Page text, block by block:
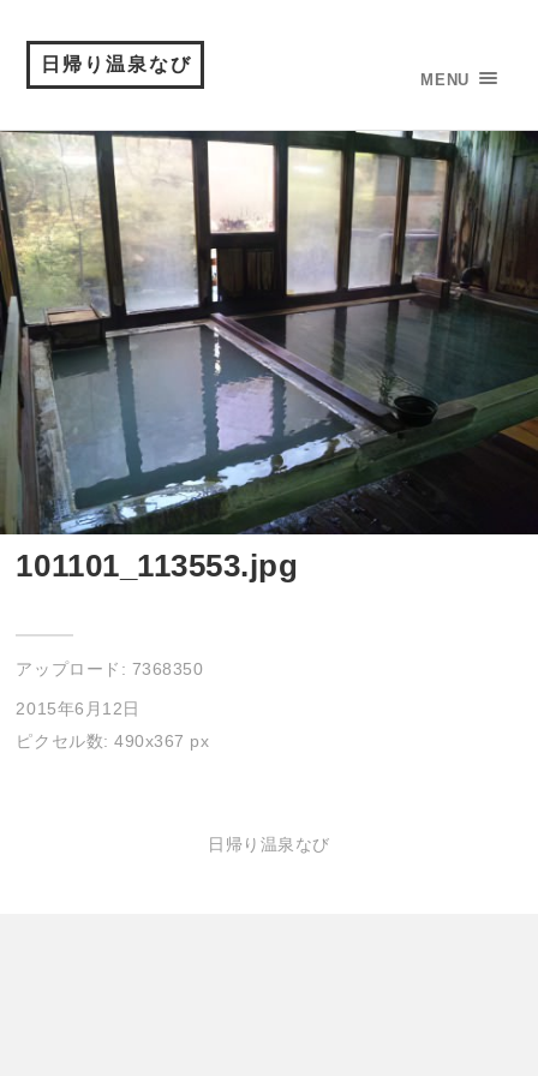
日帰り温泉なび
MENU
101101_113553.jpg
アップロード: 7368350
2015年6月12日
ピクセル数: 490x367 px
日帰り温泉なび